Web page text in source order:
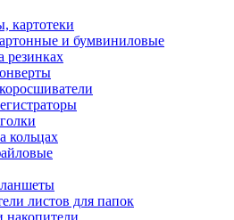
картотеки
и бумвиниловые
резинках
кольцах
листов для папок
накопители